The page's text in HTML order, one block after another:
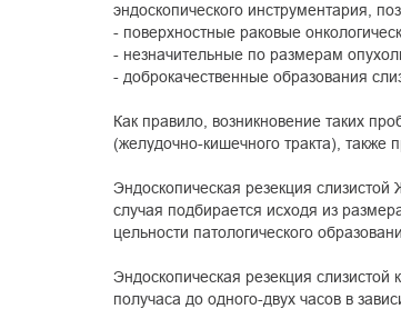
эндоскопического инструментария,
- поверхностные раковые
- незначительные по размерам
- доброкачественные образования
Как правило, возникновение таких
(желудочно-кишечного тракта), также
Эндоскопическая резекция
случая подбирается исходя из
цельности патологического
Эндоскопическая резекция
получаса до одного-двух часов в